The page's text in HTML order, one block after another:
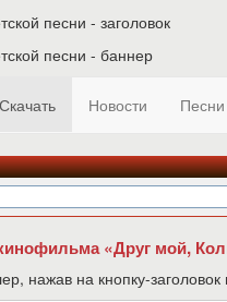
Скачать Новости Песни
«Друг мой,
нажав на кнопку-